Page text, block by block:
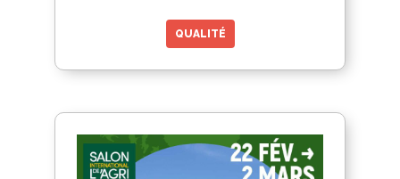
QUALITÉ